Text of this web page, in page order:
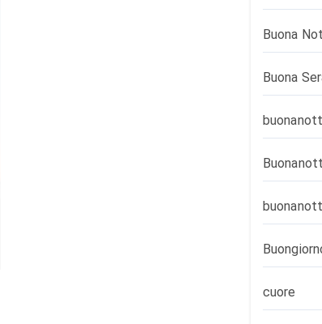
Buona
Buona
cuore